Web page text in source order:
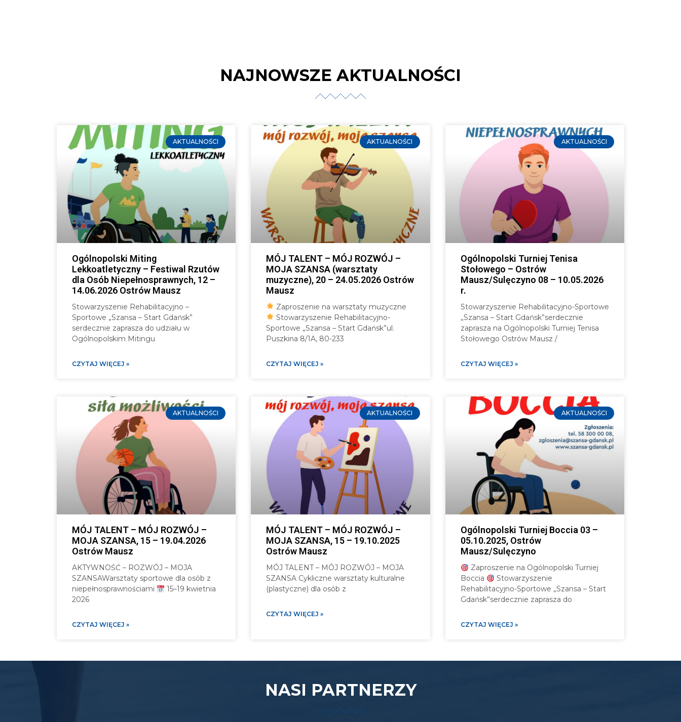
NAJNOWSZE AKTUALNOŚCI
AKTUALNOŚCI
Ogólnopolski Miting
Lekkoatletyczny – Festiwal Rzutów
dla Osób Niepełnosprawnych, 12 –
14.06.2026 Ostrów Mausz
Stowarzyszenie Rehabilitacyjno –
Sportowe „Szansa – Start Gdańsk”
serdecznie zaprasza do udziału w
Ogólnopolskim Mitingu
CZYTAJ WIĘCEJ »
AKTUALNOŚCI
MÓJ TALENT – MÓJ ROZWÓJ –
MOJA SZANSA (warsztaty
muzyczne), 20 – 24.05.2026 Ostrów
Mausz
Zaproszenie na warsztaty muzyczne
Stowarzyszenie Rehabilitacyjno-
Sportowe „Szansa – Start Gdańsk”ul.
Puszkina 8/1A, 80-233
CZYTAJ WIĘCEJ »
AKTUALNOŚCI
Ogólnopolski Turniej Tenisa
Stołowego – Ostrów
Mausz/Sulęczyno 08 – 10.05.2026
r.
Stowarzyszenie Rehabilitacyjno-Sportowe
„Szansa – Start Gdańsk”serdecznie
zaprasza na Ogólnopolski Turniej Tenisa
Stołowego Ostrów Mausz /
CZYTAJ WIĘCEJ »
AKTUALNOŚCI
MÓJ TALENT – MÓJ ROZWÓJ –
MOJA SZANSA, 15 – 19.04.2026
Ostrów Mausz
AKTYWNOŚĆ – ROZWÓJ – MOJA
SZANSAWarsztaty sportowe dla osób z
niepełnosprawnościami
15–19 kwietnia
2026
CZYTAJ WIĘCEJ »
AKTUALNOŚCI
MÓJ TALENT – MÓJ ROZWÓJ –
MOJA SZANSA, 15 – 19.10.2025
Ostrów Mausz
MÓJ TALENT – MÓJ ROZWÓJ – MOJA
SZANSA Cykliczne warsztaty kulturalne
(plastyczne) dla osób z
CZYTAJ WIĘCEJ »
AKTUALNOŚCI
Ogólnopolski Turniej Boccia 03 –
05.10.2025, Ostrów
Mausz/Sulęczyno
Zaproszenie na Ogólnopolski Turniej
Boccia
Stowarzyszenie
Rehabilitacyjno-Sportowe „Szansa – Start
Gdańsk”serdecznie zaprasza do
CZYTAJ WIĘCEJ »
NASI PARTNERZY